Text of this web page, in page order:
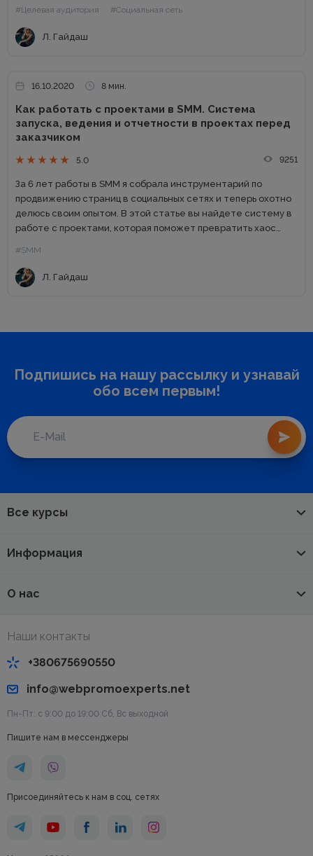
соцсетях; то,...
#Целевая аудитория #Социальная сеть
Л. Гайдаш
16.10.2020 8 мин.
Как работать с проектами в SMM. Система
запуска, ведения и отчетности в проектах перед
заказчиком
5.0 9251
За 6 лет работы в SMM я собрала инструментарий по
продвижению страниц в социальных сетях и теперь охотно
делюсь своим опытом. В этой статье вы найдете систему в
работе с проектами, которая поможет превратить хаос
#SMM
Л. Гайдаш
Подпишись на нашу рассылку и узнавай
обо всем первым!
Все курсы
Информация
О нас
Наши контакты
+380675690550
info@webpromoexperts.net
Пн-Пт: с 9:00 до 19:00 Cб, Вс выходной
Пишите нам в мессенджеры
Присоединяйтесь к нам в соц. сетях